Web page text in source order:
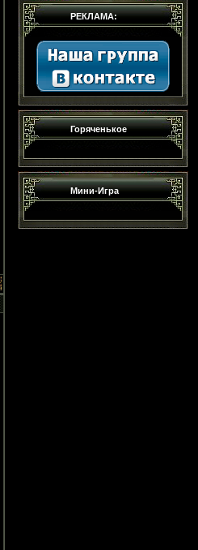
РЕКЛАМА:
Горяченькое
Мини-Игра